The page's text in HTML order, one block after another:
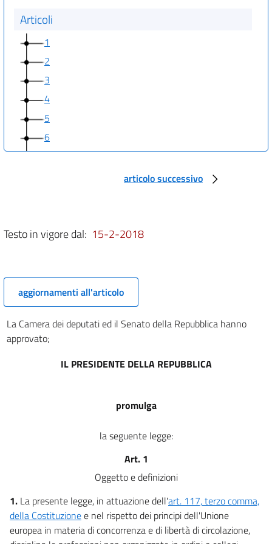
Articoli
1
2
3
4
5
6
7
11
articolo successivo
Testo in vigore dal: 15-2-2018
aggiornamenti all'articolo
La Camera dei deputati ed il Senato della Repubblica hanno
approvato;
IL PRESIDENTE DELLA REPUBBLICA
promulga
la seguente legge:
Art. 1
Oggetto e definizioni
1. La presente legge, in attuazione dell'art. 117, terzo comma,
della Costituzionee nel rispetto dei principi dell'Unione
europea in materia di concorrenza e di libertà di circolazione,